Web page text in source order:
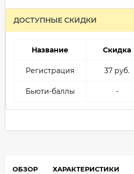
ДОСТУПНЫЕ СКИДКИ
Название Скидка
Регистрация 37 руб.
Бьюти-баллы -
ОБЗОР ХАРАКТЕРИСТИКИ